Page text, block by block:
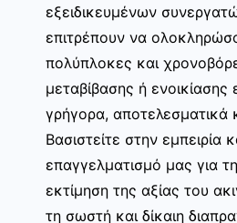
εξειδικευμένων
επιτρέπουν να
πολύπλοκες και
μεταβίβασης ή ενοικίασης
γρήγορα, αποτελεσματικά
Βασιστείτε στην εμπειρία
επαγγελματισμό μας για
εκτίμηση της αξίας του
τη σωστή και δίκαιη